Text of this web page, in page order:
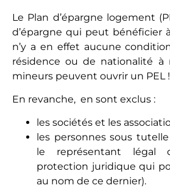
Le Plan d’épargne logement
d’épargne qui peut bénéficier
n’y a en effet aucune
résidence ou de nationalité à
mineurs peuvent ouvrir un PEL !
En revanche, en sont exclus :
les sociétés et les
les personnes sous
le représentant légal
protection juridique qui
au nom de ce dernier).